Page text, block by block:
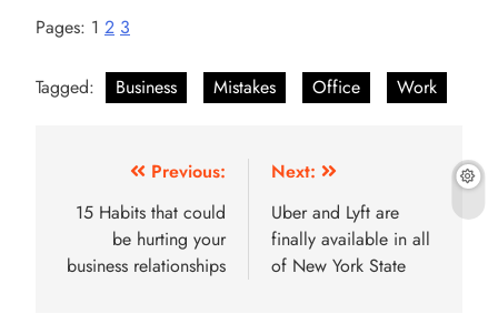
Pages: 1 2 3
Tagged: Business Mistakes Office Work
navigation
Previous:
15 Habits that could
be hurting your
business relationships
Next:
Uber and Lyft are
finally available in all
of New York State